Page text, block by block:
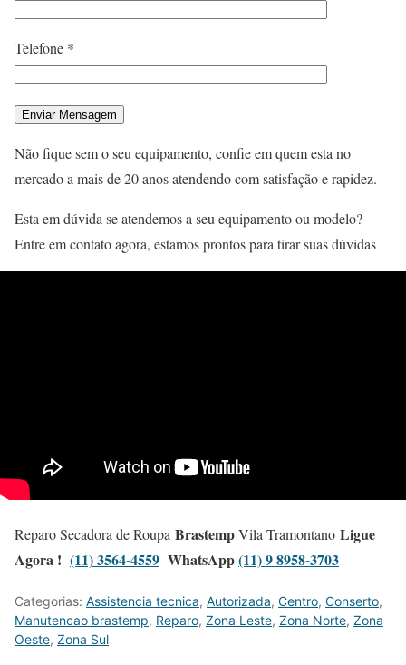
Telefone *
Não fique sem o seu equipamento, confie em quem esta no
mercado a mais de 20 anos atendendo com satisfação e rapidez.
Esta em dúvida se atendemos a seu equipamento ou modelo?
Entre em contato agora, estamos prontos para tirar suas dúvidas
Reparo Secadora de Roupa BrastempVila Tramontano Ligue
Agora ! (11) 3564-4559 WhatsApp(11) 9 8958-3703
Categorias: Assistencia tecnica, Autorizada, Centro, Conserto,
Manutencao brastemp, Reparo, Zona Leste, Zona Norte, Zona
Oeste, Zona Sul